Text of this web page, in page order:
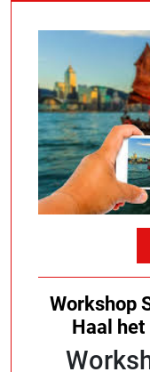
Workshop
Haal het